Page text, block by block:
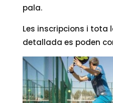
pala.
Les inscripcions i tota
detallada es poden